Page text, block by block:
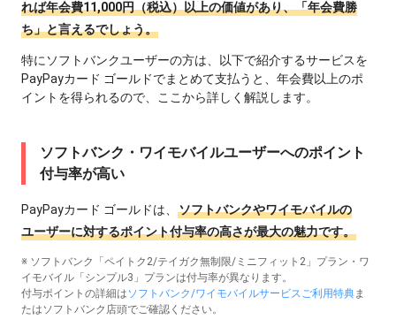
れば年会費11,000円（税込）以上の価値があり、「年会費勝
ち」と言えるでしょう。
特にソフトバンクユーザーの方は、以下で紹介するサービスを
PayPayカード ゴールドでまとめて支払うと、年会費以上のポ
イントを得られるので、ここから詳しく解説します。
ソフトバンク・ワイモバイルユーザーへのポイント
付与率が高い
PayPayカード ゴールドは、 ソフトバンクやワイモバイルの
ユーザーに対するポイント付与率の高さが最大の魅力です。
※ ソフトバンク「ペイトク2/テイガク無制限/ミニフィット2」プラン・ワ
イモバイル「シンプル3」プランは付与率が異なります。
付与ポイントの詳細はソフトバンク/ワイモバイルサービスご利用特典ま
たはソフトバンク店頭でご確認ください。